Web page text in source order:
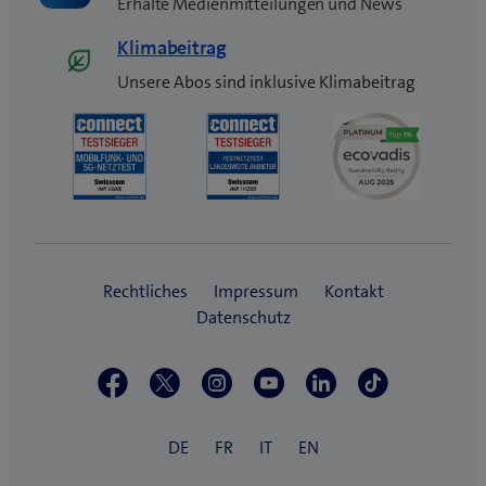
Klimabeitrag
Unsere Abos sind inklusive Klimabeitrag